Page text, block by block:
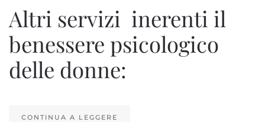
Altri servizi inerenti il
benessere psicologico
delle donne:
CONTINUA A LEGGERE